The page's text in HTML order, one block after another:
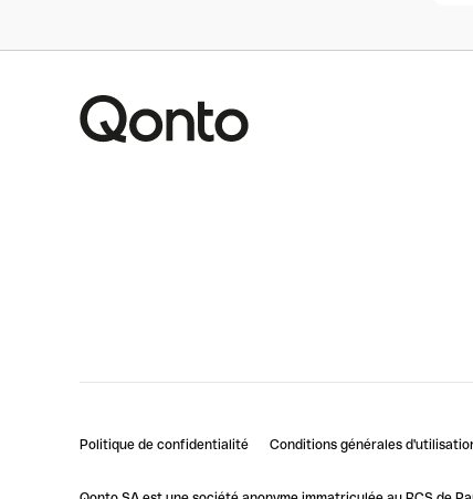
Politique de confidentialité Conditions générales